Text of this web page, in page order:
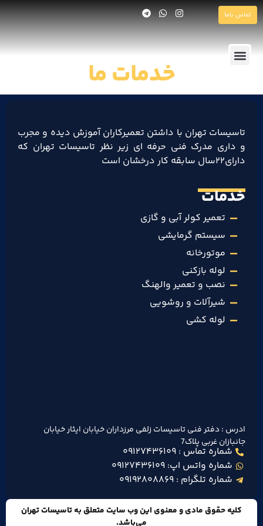
تماس باما
خدمات ما
تاسیسات تهران با داشتن تعمیرکاران آموزش دیده و مجرب
و داری مدرک فنی حرفه ای زیر نظر تاسیسات تهران که
دارای۲۲سال سابقه کار درخشان است
خدمات
تعمیر کولر آبی و گازی
سیستم گرمایشی
موتورخانه
لوله بازکنی
نصب و تعمیر والهنگ
شیرآلات و روشویی
لوله کشی
ادرس : دفتر فنی تاسیسات زلفی مرزداران خیابان ایثار خیابان
جانبازان غربی پلاک7
شماره تماس : ۰۹۱۲۷۴۳۶۱۰۹
شماره واتس اپ: ۰۹۱۲۷۴۳۶۱۰۹
شماره تلگرام : ۰۹۱۹۲۸۰۸۸۶۹
کلیه حقوق مادی و معنوی این وب سایت متعلق به تاسیسات تهران
می‌باشد.